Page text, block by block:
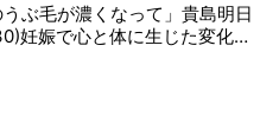
うぶ毛が濃くなって」貴島明日
妊娠で心と体に生じた変化も
す」